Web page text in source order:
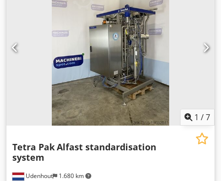
1 /7
Udenhout 1.680 km
Tetra PakAlfast standardisation
system